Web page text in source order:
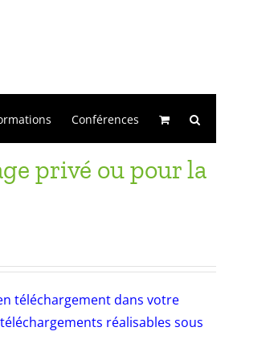
Conférences
privé ou pour la
téléchargement dans votre
réalisables sous